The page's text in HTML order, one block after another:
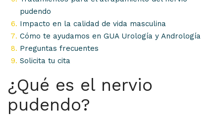
pudendo
Impacto en la calidad de vida masculina
Cómo te ayudamos en GUA Urología y Andrología
Preguntas frecuentes
Solicita tu cita
¿Qué es el nervio
pudendo?